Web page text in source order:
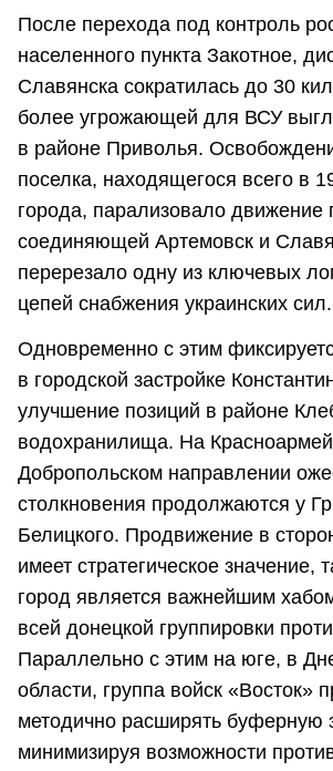
После перехода под контроль
населенного пункта Закотное,
Славянска сократилась до 30
более угрожающей для ВСУ
в районе Приволья.
поселка, находящегося всего в
города, парализовало движение
соединяющей Артемовск и
перерезало одну из ключевых
цепей снабжения украинских сил.
Одновременно с этим
в городской застройке
улучшение позиций в районе
водохранилища. На
Добропольском направлении
столкновения продолжаются у
Белицкого. Продвижение в
имеет стратегическое значение,
город является важнейшим
всей донецкой группировки
Параллельно с этим на юге, в
области, группа войск «Восток»
методично расширять буферную
минимизируя возможности